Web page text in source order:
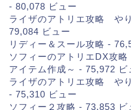
- 80,078 ビュー
ライザのアトリエ攻略 や
79,084 ビュー
リディー＆スール攻略 -
ソフィーのアトリエDX攻
アイテム作成～ - 75,972 ビ
ライザのアトリエ攻略 や
- 75,310 ビュー
ソフィー２攻略 - 73,853 ビ